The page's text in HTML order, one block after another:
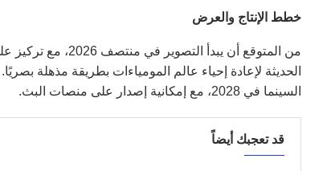
خطط الإنتاج والعرض
من المتوقع أن
الحديثة لإعادة إحياء عالم المومياءات بطريقة مذهلة
السينما في 2028، مع إمكانية إصدار على منصات البث.
قد تعجبك أيضاً